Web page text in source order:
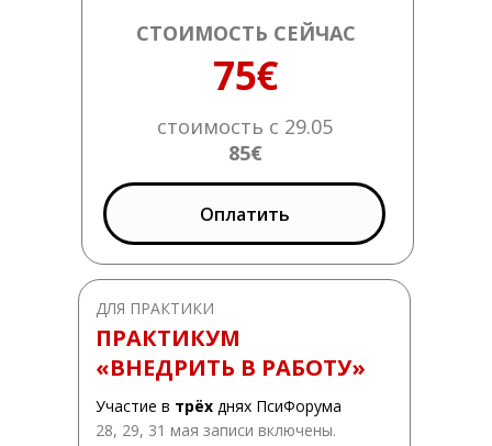
Оплатить
75€
85€
стоимость с 29.05
СТОИМОСТЬ СЕЙЧАС
Участие в трёх днях ПсиФорума
ДЛЯ ПРАКТИКИ
28, 29, 31 мая записи включены.
ПРАКТИКУМ
«ВНЕДРИТЬ В РАБОТУ»